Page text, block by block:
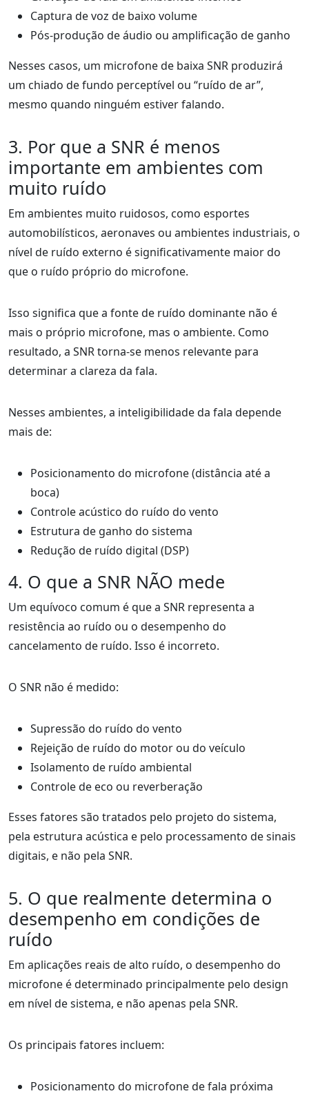
Captura de voz de baixo volume
Pós-produção de áudio ou amplificação de ganho
Nesses casos, um microfone de baixa SNR produzirá
um chiado de fundo perceptível ou “ruído de ar”,
mesmo quando ninguém estiver falando.
3. Por que a SNR é menos
importante em ambientes com
muito ruído
Em ambientes muito ruidosos, como esportes
automobilísticos, aeronaves ou ambientes industriais, o
nível de ruído externo é significativamente maior do
que o ruído próprio do microfone.
Isso significa que a fonte de ruído dominante não é
mais o próprio microfone, mas o ambiente. Como
resultado, a SNR torna-se menos relevante para
determinar a clareza da fala.
Nesses ambientes, a inteligibilidade da fala depende
mais de:
Posicionamento do microfone (distância até a
boca)
Controle acústico do ruído do vento
Estrutura de ganho do sistema
Redução de ruído digital (DSP)
4. O que a SNR NÃO mede
Um equívoco comum é que a SNR representa a
resistência ao ruído ou o desempenho do
cancelamento de ruído. Isso é incorreto.
O SNR não é medido:
Supressão do ruído do vento
Rejeição de ruído do motor ou do veículo
Isolamento de ruído ambiental
Controle de eco ou reverberação
Esses fatores são tratados pelo projeto do sistema,
pela estrutura acústica e pelo processamento de sinais
digitais, e não pela SNR.
5. O que realmente determina o
desempenho em condições de
ruído
Em aplicações reais de alto ruído, o desempenho do
microfone é determinado principalmente pelo design
em nível de sistema, e não apenas pela SNR.
Os principais fatores incluem:
Posicionamento do microfone de fala próxima